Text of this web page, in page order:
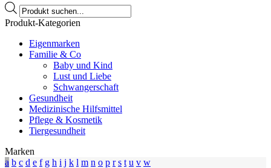
Products
search
Produkt-Kategorien
Eigenmarken
Familie & Co
Baby und Kind
Lust und Liebe
Schwangerschaft
Gesundheit
Medizinische Hilfsmittel
Pflege & Kosmetik
Tiergesundheit
Marken
a b c d e f g h i j k l m n o p r s t u v w